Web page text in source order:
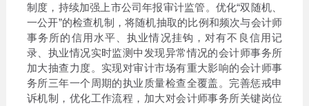
制度，持续加强上市公司年报审计监管。优化“双随机、
一公开”的检查机制，将随机抽取的比例和频次与会计师
事务所的信用水平、执业情况挂钩，对有不良信用记
录、执业情况实时监测中发现异常情况的会计师事务所
加大抽查力度。实现对审计市场有重大影响的会计师事
务所三年一个周期的执业质量检查全覆盖。完善惩戒申
诉机制，优化工作流程，加大对会计师事务所关键岗位